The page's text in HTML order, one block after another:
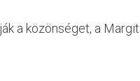
a közönséget, a